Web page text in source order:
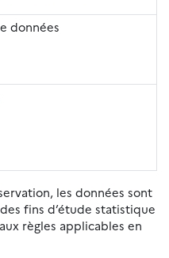
données
les données sont
fins d’étude statistique
règles applicables en